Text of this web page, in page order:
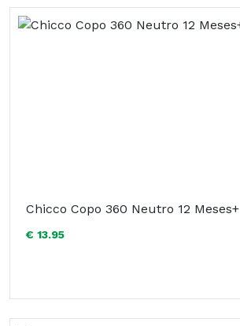
Chicco Copo 360 Neutro 12 Meses+
€ 13.95